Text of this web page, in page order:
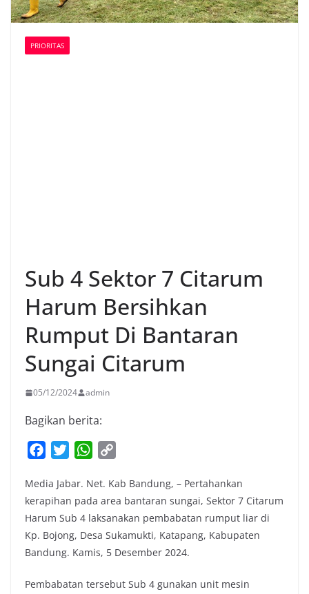
PRIORITAS
Sub 4 Sektor 7 Citarum
Harum Bersihkan
Rumput Di Bantaran
Sungai Citarum
05/12/2024 admin
Bagikan berita:
c
e
b
o
o
i
t
t
e
r
W
a
t
s
A
p
p
y
L
i
n
Media Jabar. Net. Kab Bandung, – Pertahankan
kerapihan pada area bantaran sungai, Sektor 7 Citarum
Harum Sub 4 laksanakan pembabatan rumput liar di
Kp. Bojong, Desa Sukamukti, Katapang, Kabupaten
Bandung. Kamis, 5 Desember 2024.
Pembabatan tersebut Sub 4 gunakan unit mesin